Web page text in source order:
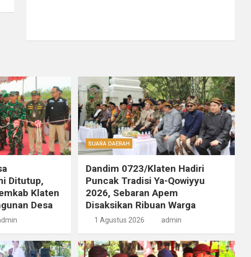
Ditutup,
Klaten
Desa
SUARA DAERAH
Dandim 0723/Klaten Hadiri
Puncak Tradisi Ya-Qowiyyu
2026, Sebaran Apem
Disaksikan Ribuan Warga
1 Agustus 2026 admin